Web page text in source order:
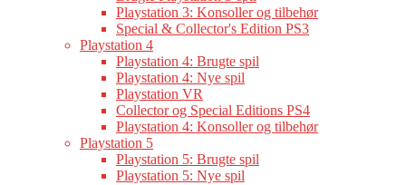
Playstation 3: Konsoller og tilbehør
Special & Collector's Edition PS3
Playstation 4
Playstation 4: Brugte spil
Playstation 4: Nye spil
Playstation VR
Collector og Special Editions PS4
Playstation 4: Konsoller og tilbehør
Playstation 5
Playstation 5: Brugte spil
Playstation 5: Nye spil